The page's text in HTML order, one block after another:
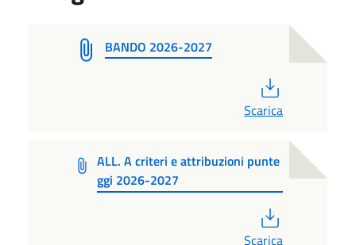
BANDO 2026-2027
Scarica
ALL. A criteri e attribuzioni punte
ggi 2026-2027
Scarica